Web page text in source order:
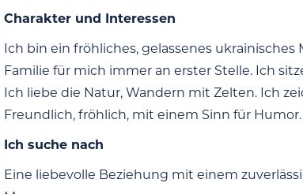
Charakter und Interessen
Ich bin ein fröhliches, gelassenes
Familie für mich immer an erster Stelle. Ich
Ich liebe die Natur, Wandern mit Zelten. Ich
Freundlich, fröhlich, mit einem Sinn für
Ich suche nach
Eine liebevolle Beziehung mit einem